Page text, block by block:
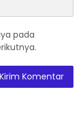
pada